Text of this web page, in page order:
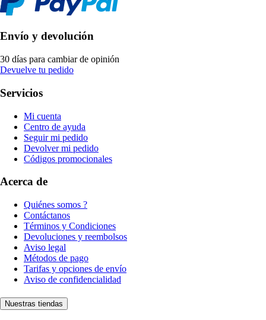
Envío y devolución
30 días para cambiar de opinión
Devuelve tu pedido
Servicios
Mi cuenta
Centro de ayuda
Seguir mi pedido
Devolver mi pedido
Códigos promocionales
Acerca de
Quiénes somos ?
Contáctanos
Términos y Condiciones
Devoluciones y reembolsos
Aviso legal
Métodos de pago
Tarifas y opciones de envío
Aviso de confidencialidad
Nuestras tiendas